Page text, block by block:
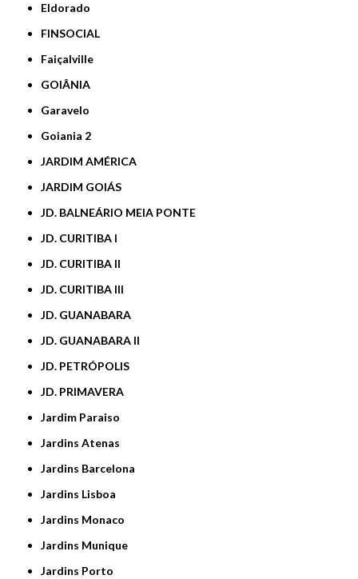
Eldorado
FINSOCIAL
Faiçalville
GOIÂNIA
Garavelo
Goiania 2
JARDIM AMÉRICA
JARDIM GOIÁS
JD. BALNEÁRIO MEIA PONTE
JD. CURITIBA I
JD. CURITIBA II
JD. CURITIBA III
JD. GUANABARA
JD. GUANABARA II
JD. PETRÓPOLIS
JD. PRIMAVERA
Jardim Paraiso
Jardins Atenas
Jardins Barcelona
Jardins Lisboa
Jardins Monaco
Jardins Munique
Jardins Porto